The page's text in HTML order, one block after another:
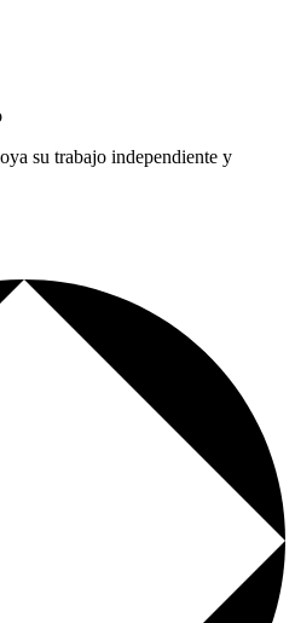
su trabajo independiente y